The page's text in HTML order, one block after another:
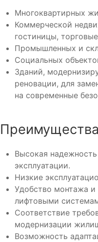
Многоквартирных
Коммерческой
гостиницы,
Промышленных и
Социальных
Зданий,
реновации, для
на современные
Преимущества
Высокая
эксплуатации.
Низкие
Удобство монтажа
лифтовыми
Соответствие
модернизации
Возможность